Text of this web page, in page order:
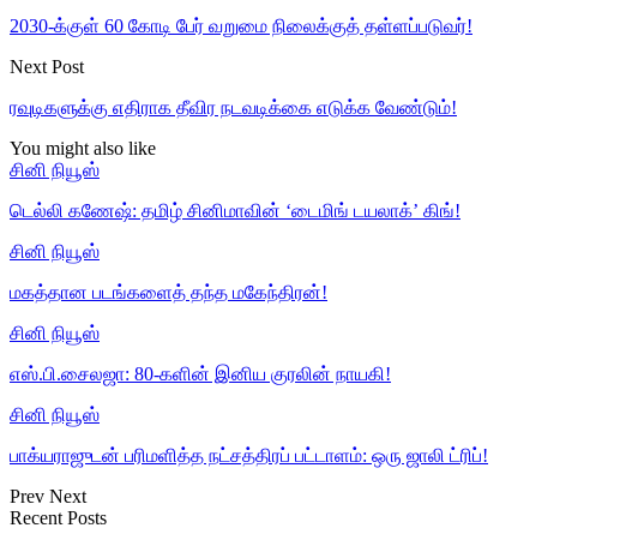
2030-க்குள் 60 கோடி பேர் வறுமை நிலைக்குத் தள்ளப்படுவர்!
Next Post
ரவுடிகளுக்கு எதிராக தீவிர நடவடிக்கை எடுக்க வேண்டும்!
You might also like
சினி நியூஸ்
டெல்லி கணேஷ்: தமிழ் சினிமாவின் ‘டைமிங் டயலாக்’ கிங்!
சினி நியூஸ்
மகத்தான படங்களைத் தந்த மகேந்திரன்!
சினி நியூஸ்
எஸ்.பி.சைலஜா: 80-களின் இனிய குரலின் நாயகி!
சினி நியூஸ்
பாக்யராஜுடன் பரிமளித்த நட்சத்திரப் பட்டாளம்: ஒரு ஜாலி ட்ரிப்!
Prev Next
Recent Posts